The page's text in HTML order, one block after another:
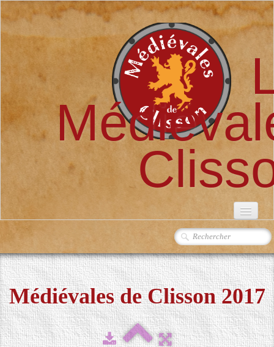
L'ASSOCIATION▼
FESTIVAL 2026▼
MÉDIAS▼
Médiévales de Clisson 2017